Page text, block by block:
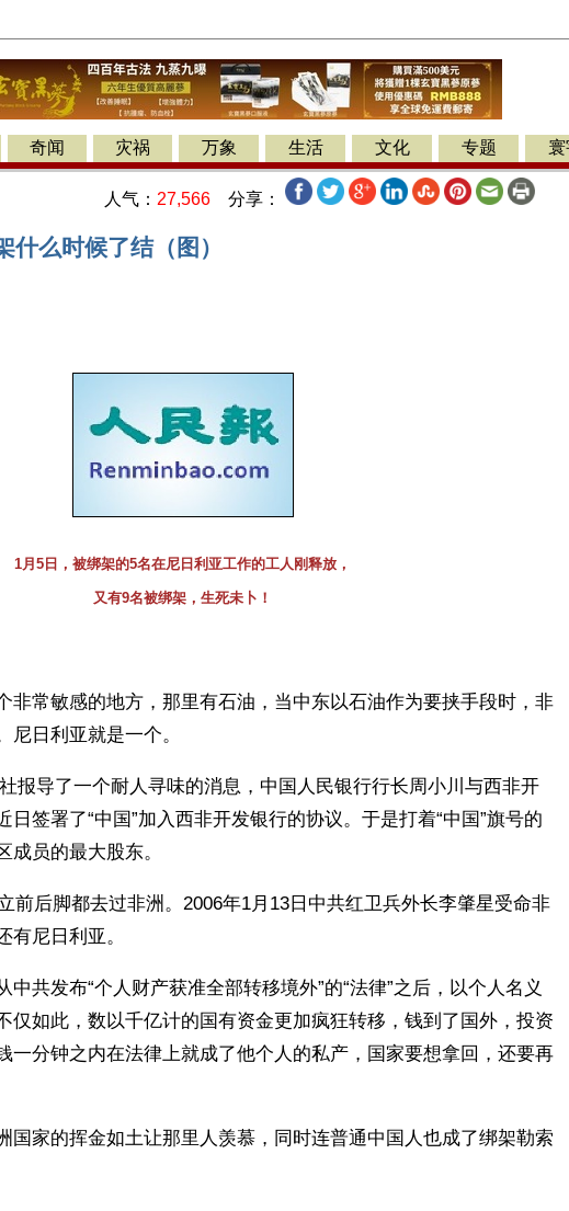
奇闻 灾祸 万象 生活 文化 专题
人气： 27,566 分享：
么时候了结（图）
1月5日，被绑架的5名在尼日利亚工作的工人刚释放，
又有9名被绑架，生死未卜！
非常敏感的地方，那里有石油，当中东以石油作为要挟手段时，非
尼日利亚就是一个。
报导了一个耐人寻味的消息，中国人民银行行长周小川与西非开
日签署了“中国”加入西非开发银行的协议。于是打着“中国”旗号的
成员的最大股东。
前后脚都去过非洲。2006年1月13日中共红卫兵外长李肇星受命非
有尼日利亚。
中共发布“个人财产获准全部转移境外”的“法律”之后，以个人名义
仅如此，数以千亿计的国有资金更加疯狂转移，钱到了国外，投资
一分钟之内在法律上就成了他个人的私产，国家要想拿回，还要再
国家的挥金如土让那里人羡慕，同时连普通中国人也成了绑架勒索